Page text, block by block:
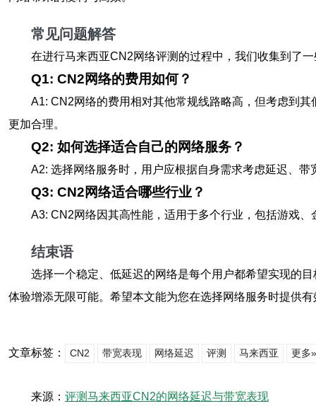
常见问题解答
在进行马来西亚CN2网络评测的过程中，我们收集到了
Q1: CN2网络的费用如何？
A1: CN2网络的费用相对其他常规线路略高，但考虑到
更加合理。
Q2: 如何选择适合自己的网络服务？
A2: 选择网络服务时，用户应根据自身需求考虑延迟、
Q3: CN2网络适合哪些行业？
A3: CN2网络因其高性能，适用于多个行业，包括游戏
结束语
选择一个稳定、低延迟的网络是每个用户都希望实现的
体验增添无限可能。希望本文能为您在选择网络服务时提供
文章标签： CN2 带宽表现 网络延迟 评测 马来西亚 更多»
来源： 评测马来西亚CN2的网络延迟与带宽表现